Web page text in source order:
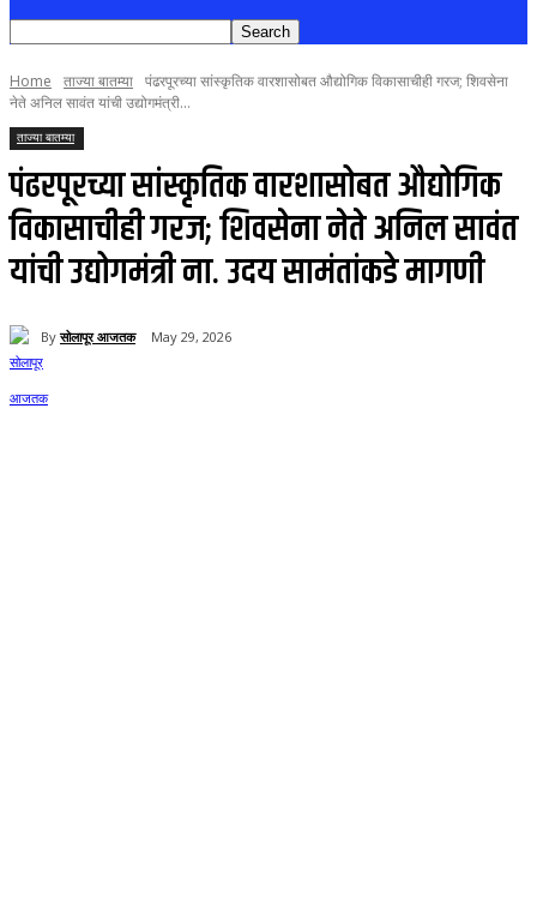
Home ताज्या बातम्या पंढरपूरच्या सांस्कृतिक वारशासोबत औद्योगिक विकासाचीही गरज; शिवसेना
नेते अनिल सावंत यांची उद्योगमंत्री...
ताज्या बातम्या
पंढरपूरच्या सांस्कृतिक वारशासोबत औद्योगिक
विकासाचीही गरज; शिवसेना नेते अनिल सावंत
यांची उद्योगमंत्री ना. उदय सामंतांकडे मागणी
By सोलापूर आजतक May 29, 2026